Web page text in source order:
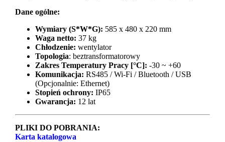
Dane ogólne:
Wymiary (S*W*G): 585 x 480 x 220 mm
Waga netto: 37 kg
Chłodzenie: wentylator
Topologia: beztransformatorowy
Zakres Temperatury Pracy [°C]: -30 ~ +60
Komunikacja: RS485 / Wi-Fi / Bluetooth / USB
(Opcjonalnie: Ethernet)
Stopień ochrony: IP65
Gwarancja: 12 lat
PLIKI DO POBRANIA:
Karta katalogowa